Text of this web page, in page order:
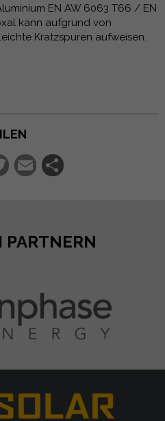
EN AW 6063 T66 / EN
kann aufgrund von
Kratzspuren aufweisen.
Twitter
Email
PARTNERN